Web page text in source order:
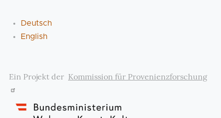
Deutsch
English
Ein Projekt der Kommission für Provenienzforschung